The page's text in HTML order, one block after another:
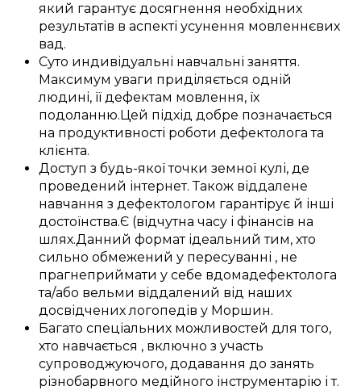
який гарантує досягнення необхідних
результатів в аспекті усунення мовленнєвих
вад.
Суто индивідуальні навчальні заняття.
Максимум уваги приділяється одній
людині, її дефектам мовлення, їх
подоланню.Цей підхід добре позначається
на продуктивності роботи дефектолога та
клієнта.
Доступ з будь-якої точки земної кулі, де
проведений інтернет.Також віддалене
навчання з дефектологом гарантірує й інші
достоїнства.Є (відчутна часу і фінансів на
шлях.Данний формат ідеальний тим, хто
сильно обмежений у пересуванні , не
прагнеприймати у себе вдомадефектолога
та/або вельми віддалений від наших
досвідченихлогопедів у Моршин.
Багато спеціальних можливостей длятого,
хто навчається , включно з участь
супроводжуючого, додавання до занять
різнобарвного медійного інструментарію і т.